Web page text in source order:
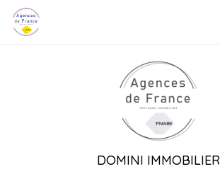
DOMINI IMMOBILIER